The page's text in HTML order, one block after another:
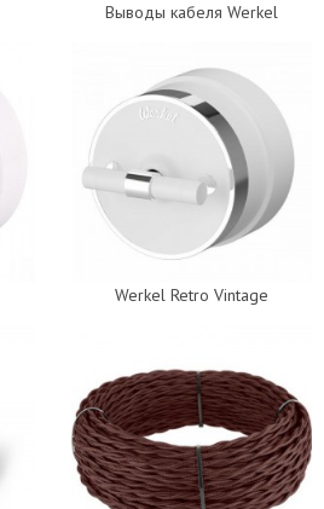
Выводы кабеля Werkel
Werkel Retro Vintage